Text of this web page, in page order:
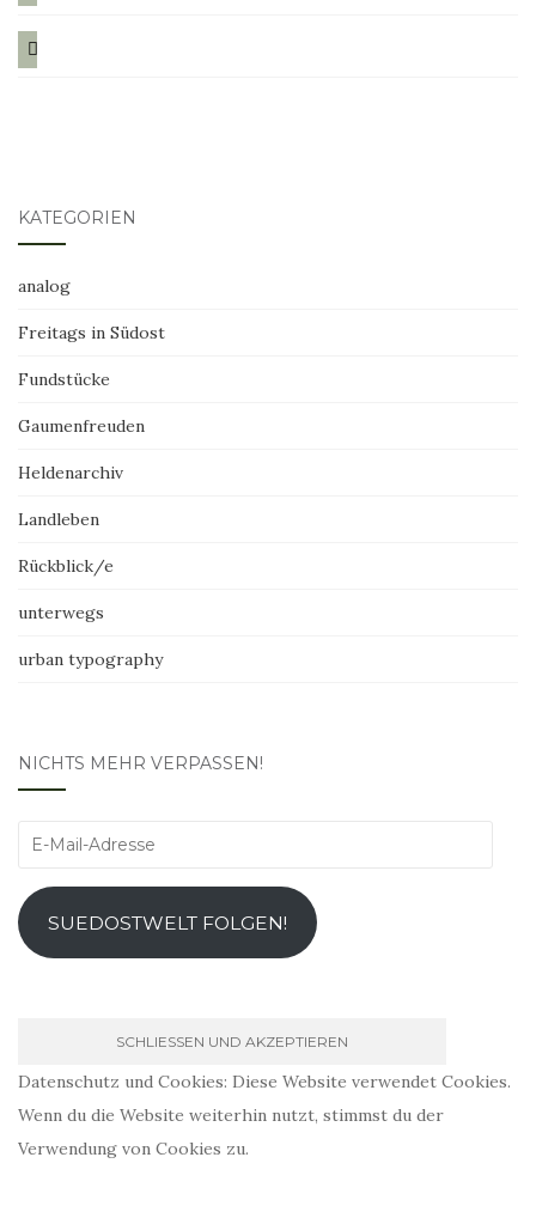
mail
KATEGORIEN
analog
Freitags in Südost
Fundstücke
Gaumenfreuden
Heldenarchiv
Landleben
Rückblick/e
unterwegs
urban typography
NICHTS MEHR VERPASSEN!
E-
Adresse
SUEDOSTWELT FOLGEN!
Datenschutz und Cookies: Diese Website verwendet Cookies.
Wenn du die Website weiterhin nutzt, stimmst du der
Verwendung von Cookies zu.